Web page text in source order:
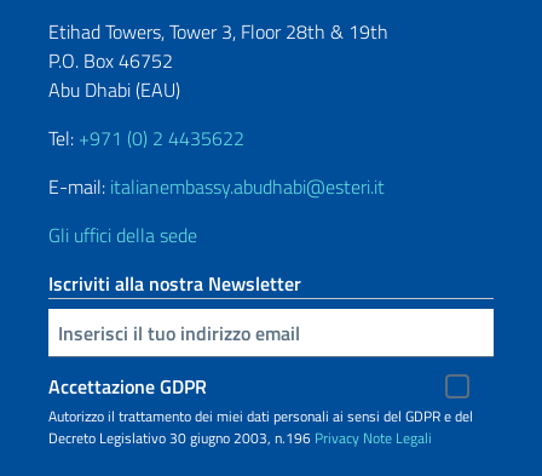
Etihad Towers, Tower 3, Floor 28th & 19th
P.O. Box 46752
Abu Dhabi (EAU)
Tel: +971 (0) 2 4435622
E-mail: italianembassy.abudhabi@esteri.it
Gli uffici della sede
Iscriviti alla nostra Newsletter
Inserisci la tua email
Accettazione GDPR
Autorizzo il trattamento dei miei dati personali ai sensi del GDPR e del
Decreto Legislativo 30 giugno 2003, n.196 Privacy Note Legali